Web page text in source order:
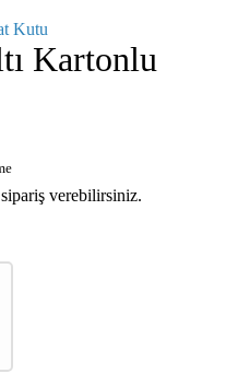
Kartonlu
sipariş verebilirsiniz.